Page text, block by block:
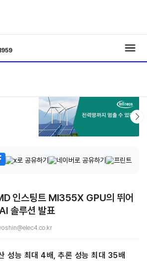
인스팅트 MI355X GPU의 뛰어
솔루션 발표
성능 최대 4배, 추론 성능 최대 35배